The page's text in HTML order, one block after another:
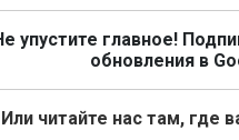
упустите главное!
обновления в
Или читайте нас там, где